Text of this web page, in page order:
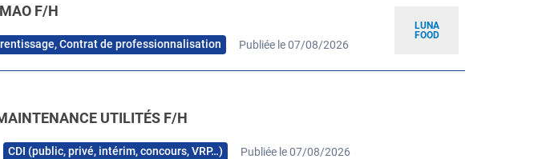
LUNA
FOOD
F/H
Contrat de professionnalisation Publiée le 07/08/2026
UTILITÉS F/H
CDI (public, privé, intérim, concours, VRP…) Publiée le 07/08/2026